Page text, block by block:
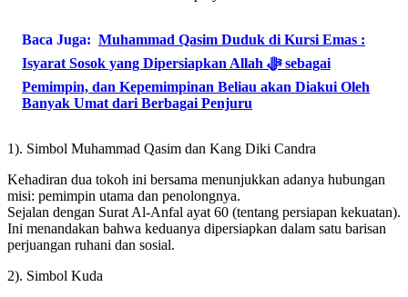
Baca Juga: Muhammad Qasim Duduk di Kursi Emas :
Isyarat Sosok yang Dipersiapkan Allah ﷻ sebagai
Pemimpin, dan Kepemimpinan Beliau akan Diakui Oleh
Banyak Umat dari Berbagai Penjuru
1). Simbol Muhammad Qasim dan Kang Diki Candra
Kehadiran dua tokoh ini bersama menunjukkan adanya hubungan
misi: pemimpin utama dan penolongnya.
Sejalan dengan Surat Al-Anfal ayat 60 (tentang persiapan kekuatan).
Ini menandakan bahwa keduanya dipersiapkan dalam satu barisan
perjuangan ruhani dan sosial.
2). Simbol Kuda